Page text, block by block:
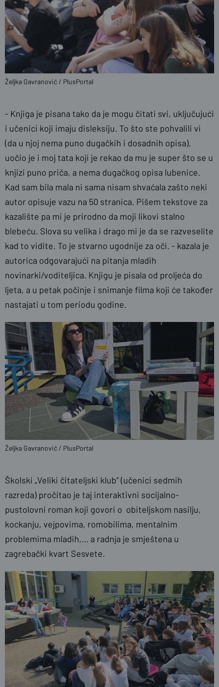
Željka Gavranović / PlusPortal
- Knjiga je pisana tako da je mogu čitati svi, uključujući
i učenici koji imaju disleksiju. To što ste pohvalili vi
(da u njoj nema puno dugačkih i dosadnih opisa),
uočio je i moj tata koji je rekao da mu je super što se u
knjizi puno priča, a nema dugačkog opisa lubenice.
Kad sam bila mala ni sama nisam shvaćala zašto neki
autor opisuje vazu na 50 stranica. Pišem tekstove za
kazalište pa mi je prirodno da moji likovi stalno
blebeću. Slova su velika i drago mi je da se razveselite
kad to vidite. To je stvarno ugodnije za oči. - kazala je
autorica odgovarajući na pitanja mladih
novinarki/voditeljica. Knjigu je pisala od proljeća do
ljeta, a u petak počinje i snimanje filma koji će također
nastajati u tom periodu godine.
Željka Gavranović / PlusPortal
Školski „Veliki čitateljski klub“ (učenici sedmih
razreda) pročitao je taj interaktivni socijalno-
pustolovni roman koji govori o obiteljskom nasilju,
kockanju, vejpovima, romobilima, mentalnim
problemima mladih,… a radnja je smještena u
zagrebački kvart Sesvete.